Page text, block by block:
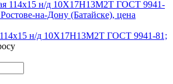
н/д 10Х17Н13М2Т ГОСТ 9941-81;